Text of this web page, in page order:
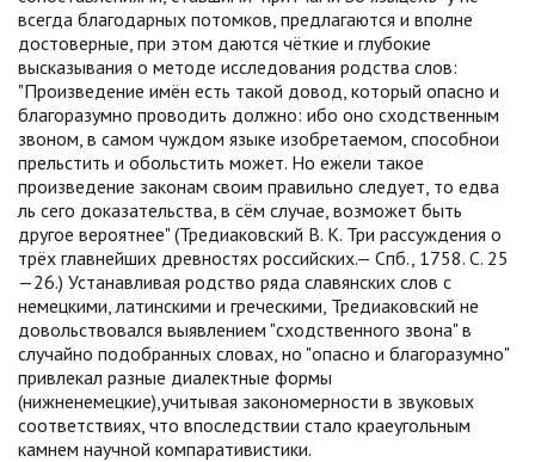
всегда благодарных потомков, предлагаются и вполне
достоверные, при этом даются чёткие и глубокие
высказывания о методе исследования родства слов:
"Произведение имён есть такой довод, который опасно и
благоразумно проводить должно: ибо оно сходственным
звоном, в самом чуждом языке изобретаемом, способнои
прельстить и обольстить может. Но ежели такое
произведение законам своим правильно следует, то едва
ль сего доказательства, в сём случае, возможет быть
другое вероятнее" (Тредиаковский В. К. Три рассуждения о
трёх главнейших древностях российских.— Спб., 1758. C. 25
—26.) Устанавливая родство ряда славянских слов с
немецкими, латинскими и греческими, Тредиаковский не
довольствовался выявлением "сходственного звона" в
случайно подобранных словах, но "опасно и благоразумно"
привлекал разные диалектные формы
(нижненемецкие),учитывая закономерности в звуковых
соответствиях, что впоследствии стало краеугольным
камнем научной компаративистики.